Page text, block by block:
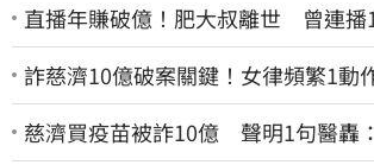
直播年賺破億！肥大叔離世 曾連播
詐慈濟10億破案關鍵！女律頻繁1動
慈濟買疫苗被詐10億 聲明1句醫轟